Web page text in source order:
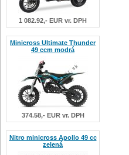
1 082.92,- EUR vr. DPH
Minicross Ultimate Thunder
49 ccm modrá
374.58,- EUR vr. DPH
Nitro minicross Apollo 49 cc
zelená